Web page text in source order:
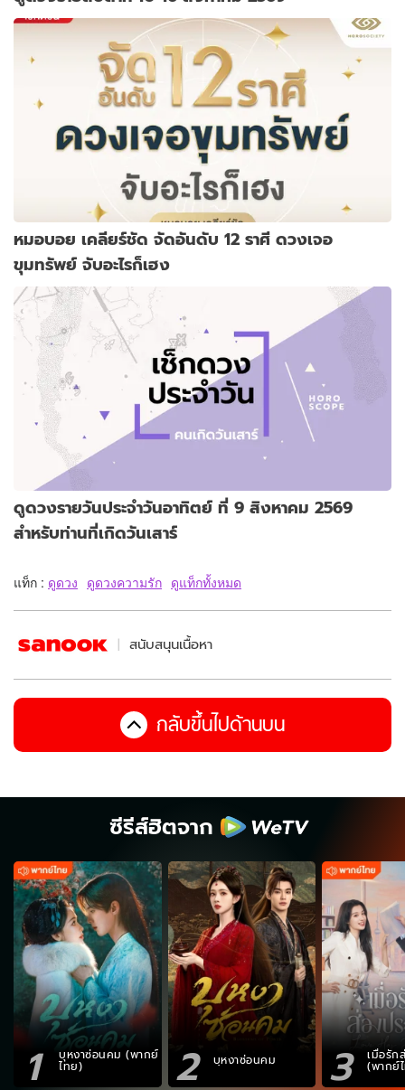
หมอบอย เคลียร์ชัด จัดอันดับ 12 ราศี ดวงเจอ
ขุมทรัพย์ จับอะไรก็เฮง
ดูดวงรายวันประจำวันอาทิตย์ ที่ 9 สิงหาคม 2569
สำหรับท่านที่เกิดวันเสาร์
แท็ก : ดูดวง ดูดวงความรัก ดูแท็กทั้งหมด
สนับสนุนเนื้อหา
กลับขึ้นไปด้านบน
ซีรีส์ฮิตจาก
1 บุหงาซ่อนคม (พากย์
ไทย) 2 บุหงาซ่อนคม 3 เมื่อรัก
(พากย์